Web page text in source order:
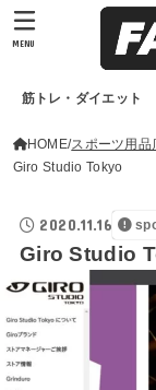
筋トレ・ダイエット
MENU
HOME スポーツ用品
Giro Studio Tokyo
2020.11.16
Giro Studio